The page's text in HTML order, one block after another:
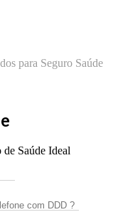
para Seguro Saúde
Saúde Ideal